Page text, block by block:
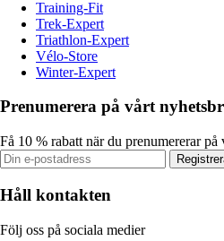
Training-Fit
Trek-Expert
Triathlon-Expert
Vélo-Store
Winter-Expert
Prenumerera på vårt
Få 10 % rabatt när du prenumererar på
Håll kontakten
Följ oss på sociala medier